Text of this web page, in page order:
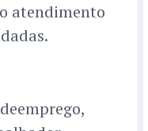
atendimento